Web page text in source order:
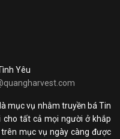
Yêu
mục vụ nhằm truyền bá Tin
cho tất cả mọi người ở khắp
mục vụ ngày càng được